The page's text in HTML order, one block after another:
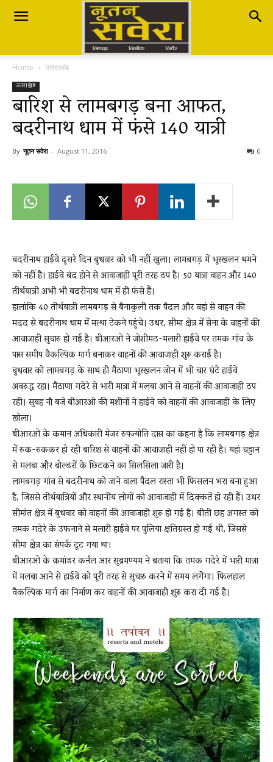
Nutan
Savera
नूतन
Breaking
LIVE
Home उत्तराखंड
उत्तराखंड
बारिश से लामबगड़ बना आफत,
बदरीनाथ धाम में फंसे 140 यात्री
By नूतन सवेरा - August 11, 2016 0
बदरीनाथ हाईवे दूसरे दिन बुधवार को भी नहीं खुला। लामबगड़ में भूस्खलन थमने
को नहीं है। हाईवे बंद होने से आवाजाही पूरी तरह ठप है। 50 यात्रा वाहन और 140
तीर्थयात्री अभी भी बदरीनाथ धाम में ही फंसे हैं।
हालांकि 40 तीर्थयात्री लामबगड़ से बैनाकुली तक पैदल और वहां से वाहन की
मदद से बदरीनाथ धाम में मत्था टेकने पहुंचे। उधर, सीमा क्षेत्र में सेना के वाहनों की
आवाजाही सुचारु हो गई है। बीआरओ ने जोशीमठ-मलारी हाईवे पर तमक गांव के
पास समीप वैकल्पिक मार्ग बनाकर वाहनों की आवाजाही शुरू कराई है।
बुधवार को लामबगड़ के साथ ही मैठाणा भूस्खलन जोन में भी चार घंटे हाईवे
अवरुद्ध रहा। मैठाणा गदेरे से भारी मात्रा में मलबा आने से वाहनों की आवाजाही ठप
रही। सुबह नौ बजे बीआरओ की मशीनों ने हाईवे को वाहनों की आवाजाही के लिए
खोला।
बीआरओ के कमान अधिकारी मेजर रुपज्योति दास का कहना है कि लामबगड़ क्षेत्र
में रुक-रुककर हो रही बारिश से वाहनों की आवाजाही नहीं हो पा रही है। यहां चट्टान
से मलबा और बोल्डरों के छिटकने का सिलसिला जारी है।
लामबगड़ गांव से बदरीनाथ को जाने वाला पैदल रास्ता भी फिसलन भरा बना हुआ
है, जिससे तीर्थयात्रियों और स्थानीय लोगों को आवाजाही में दिक्कतें हो रही हैं। उधर
सीमांत क्षेत्र में बुधवार को वाहनों की आवाजाही शुरू हो गई है। बीती छह अगस्त को
तमक गदेरे के उफनाने से मलारी हाईवे पर पुलिया क्षतिग्रस्त हो गई थी, जिससे
सीमा क्षेत्र का संपर्क टूट गया था।
बीआरओ के कमांडर कर्नल आर सुब्रमण्यम ने बताया कि तमक गदेरे में भारी मात्रा
में मलबा आने से हाईवे को पूरी तरह से सुचारु करने में समय लगेेगा। फिलहाल
वैकल्पिक मार्ग का निर्माण कर वाहनों की आवाजाही शुरू करा दी गई है।